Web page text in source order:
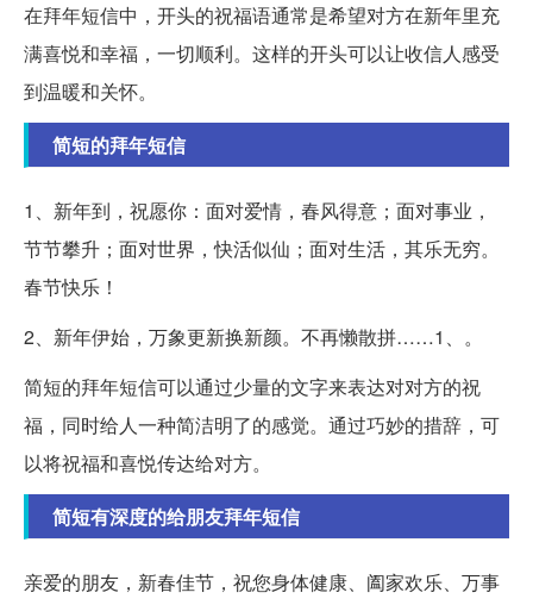
在拜年短信中，开头的祝福语通常是希望对方在新年里充
满喜悦和幸福，一切顺利。这样的开头可以让收信人感受
到温暖和关怀。
简短的拜年短信
1、新年到，祝愿你：面对爱情，春风得意；面对事业，
节节攀升；面对世界，快活似仙；面对生活，其乐无穷。
春节快乐！
2、新年伊始，万象更新换新颜。不再懒散拼……1、。
简短的拜年短信可以通过少量的文字来表达对对方的祝
福，同时给人一种简洁明了的感觉。通过巧妙的措辞，可
以将祝福和喜悦传达给对方。
简短有深度的给朋友拜年短信
亲爱的朋友，新春佳节，祝您身体健康、阖家欢乐、万事